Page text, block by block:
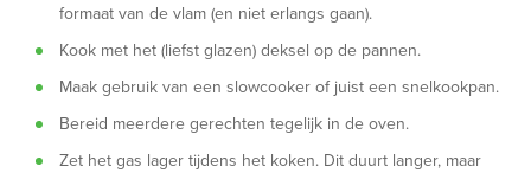
formaat van de vlam (en niet erlangs gaan).
Kook met het (liefst glazen) deksel op de pannen.
Maak gebruik van een slowcooker of juist een snelkookpan.
Bereid meerdere gerechten tegelijk in de oven.
Zet het gas lager tijdens het koken. Dit duurt langer, maar